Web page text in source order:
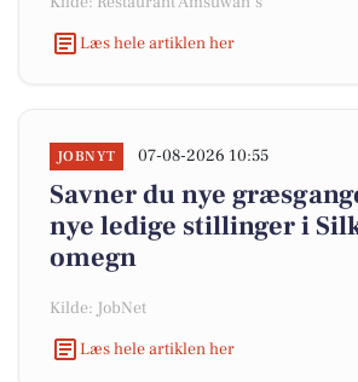
Læs hele artiklen her
JOBNYT 07-08-2026 10:55
Savner du nye
nye ledige stillinger i
omegn
Kilde: JobNet
Læs hele artiklen her